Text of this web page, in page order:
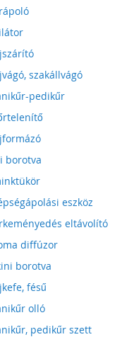
szakállvágó
pedikűr
borotva
eszköz
eltávolító
diffúzor
borotva
fésű
olló
pedikűr szett